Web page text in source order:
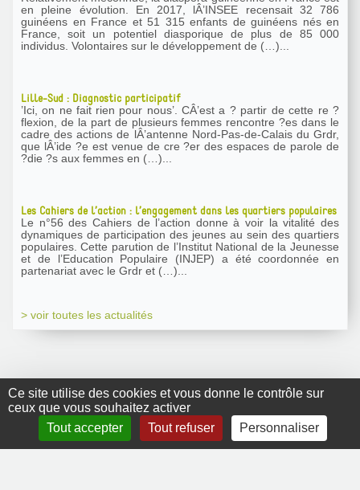
Ce site utilise des cookies et vous donne le contrôle sur
ceux que vous souhaitez activer
Tout accepter
Tout refuser Personnaliser
en pleine évolution. En 2017, lÂ’INSEE recensait 32 786
guinéens en France et 51 315 enfants de guinéens nés en
France, soit un potentiel diasporique de plus de 85 000
individus. Volontaires sur le développement de (…)...
Lille-Sud : Diagnostic participatif
’Ici, on ne fait rien pour nous’. CÂ’est a ? partir de cette re ?
flexion, de la part de plusieurs femmes rencontre ?es dans le
cadre des actions de lÂ’antenne Nord-Pas-de-Calais du Grdr,
que lÂ’ide ?e est venue de cre ?er des espaces de parole de
?die ?s aux femmes en (…)...
Les Cahiers de l’action : l’engagement dans les quartiers populaires
Le n°56 des Cahiers de l’action donne à voir la vitalité des
dynamiques de participation des jeunes au sein des quartiers
populaires. Cette parution de l’Institut National de la Jeunesse
et de l’Education Populaire (INJEP) a été coordonnée en
partenariat avec le Grdr et (…)...
> voir toutes les actualités
GRDR Copyright
2010 |RSS|Plan du site|Mentions légales|Contact